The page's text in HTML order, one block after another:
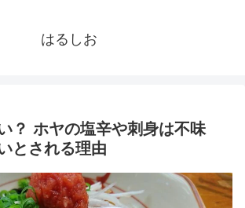
はるしお
？ ホヤの塩辛や刺身は不味
とされる理由